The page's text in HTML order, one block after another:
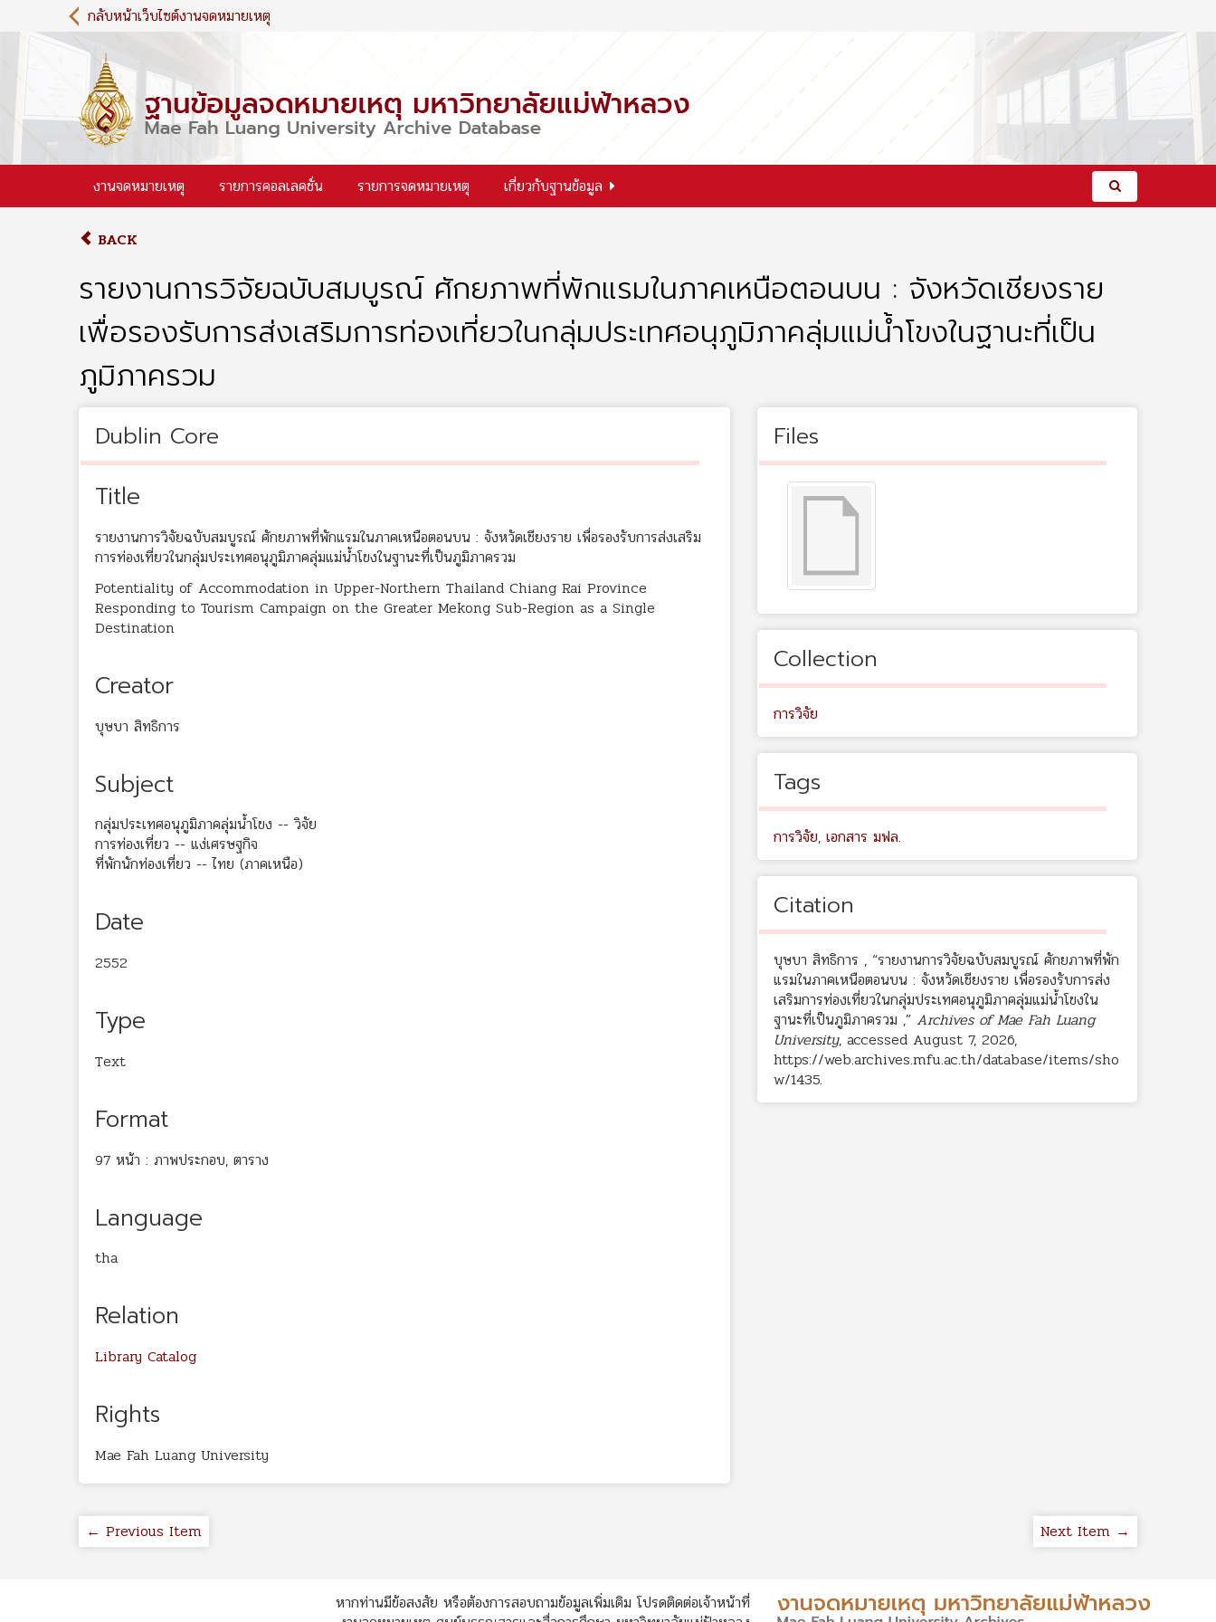
i
c
กลับหน้าเว็บไซต์งานจดหมายเหตุ
งานจดหมายเหตุ รายการคอลเลคชั่น รายการจดหมายเหตุ เกี่ยวกับฐานข้อมูล
BACK
รายงานการวิจัยฉบับสมบูรณ์ ศักยภาพที่พักแรมในภาคเหนือตอนบน : จังหวัดเชียงราย
เพื่อรองรับการส่งเสริมการท่องเที่ยวในกลุ่มประเทศอนุภูมิภาคลุ่มแม่น้ำโขงในฐานะที่เป็น
ภูมิภาครวม
Dublin Core
Title
รายงานการวิจัยฉบับสมบูรณ์ ศักยภาพที่พักแรมในภาคเหนือตอนบน : จังหวัดเชียงราย เพื่อรองรับการส่งเสริม
การท่องเที่ยวในกลุ่มประเทศอนุภูมิภาคลุ่มแม่น้ำโขงในฐานะที่เป็นภูมิภาครวม
Potentiality of Accommodation in Upper-Northern Thailand Chiang Rai Province
Responding to Tourism Campaign on the Greater Mekong Sub-Region as a Single
Destination
Creator
บุษบา สิทธิการ
Subject
กลุ่มประเทศอนุภูมิภาคลุ่มน้ำโขง -- วิจัย
การท่องเที่ยว -- แง่เศรษฐกิจ
ที่พักนักท่องเที่ยว -- ไทย (ภาคเหนือ)
Date
2552
Type
Text
Format
97 หน้า : ภาพประกอบ, ตาราง
Language
tha
Relation
Library Catalog
Rights
Mae Fah Luang University
Files
Collection
การวิจัย
Tags
การวิจัย, เอกสาร มฟล.
Citation
บุษบา สิทธิการ , “รายงานการวิจัยฉบับสมบูรณ์ ศักยภาพที่พัก
แรมในภาคเหนือตอนบน : จังหวัดเชียงราย เพื่อรองรับการส่ง
เสริมการท่องเที่ยวในกลุ่มประเทศอนุภูมิภาคลุ่มแม่น้ำโขงใน
ฐานะที่เป็นภูมิภาครวม ,” Archives of Mae Fah Luang
University, accessed August 7, 2026,
https://web.archives.mfu.ac.th/database/items/sho
w/1435.
← Previous Item Next Item →
หากท่านมีข้อสงสัย หรือต้องการสอบถามข้อมูลเพิ่มเติม โปรดติดต่อเจ้าหน้าที่